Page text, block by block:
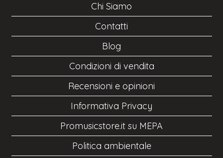
Chi Siamo
Contatti
Blog
Condizioni di vendita
Recensioni e opinioni
Informativa Privacy
Promusicstore.it su MEPA
Politica ambientale